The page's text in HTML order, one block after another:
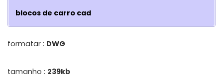
blocos de carro cad
formatar : DWG
tamanho : 239kb